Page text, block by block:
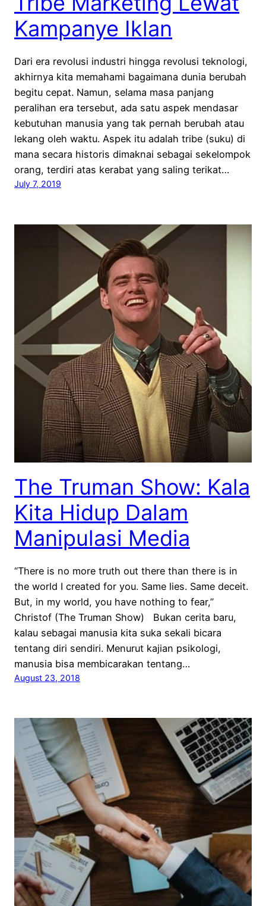
Kampanye Iklan
Dari era revolusi industri hingga revolusi teknologi,
akhirnya kita memahami bagaimana dunia berubah
begitu cepat. Namun, selama masa panjang
peralihan era tersebut, ada satu aspek mendasar
kebutuhan manusia yang tak pernah berubah atau
lekang oleh waktu. Aspek itu adalah tribe (suku) di
mana secara historis dimaknai sebagai sekelompok
orang, terdiri atas kerabat yang saling terikat…
July 7, 2019
The Truman Show: Kala
Kita Hidup Dalam
Manipulasi Media
“There is no more truth out there than there is in
the world I created for you. Same lies. Same deceit.
But, in my world, you have nothing to fear,”
Christof (The Truman Show) Bukan cerita baru,
kalau sebagai manusia kita suka sekali bicara
tentang diri sendiri. Menurut kajian psikologi,
manusia bisa membicarakan tentang…
August 23, 2018